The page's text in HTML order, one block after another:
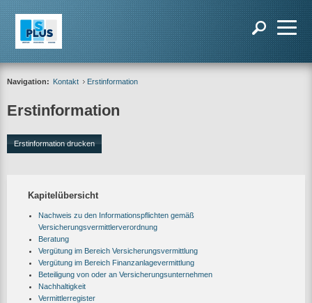
Navigation: Kontakt Erstinformation
Erstinformation
Erstinformation drucken
Kapitelübersicht
Nachweis zu den Informationspflichten gemäß
Versicherungsvermittlerverordnung
Beratung
Vergütung im Bereich Versicherungsvermittlung
Vergütung im Bereich Finanzanlagevermittlung
Beteiligung von oder an Versicherungsunternehmen
Nachhaltigkeit
Vermittlerregister